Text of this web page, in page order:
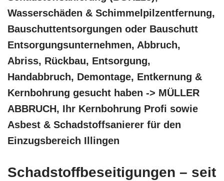
Wasserschäden & Schimmelpilzentfernung,
Bauschuttentsorgungen oder Bauschutt
Entsorgungsunternehmen, Abbruch,
Abriss, Rückbau, Entsorgung,
Handabbruch, Demontage, Entkernung &
Kernbohrung gesucht haben -> MÜLLER
ABBRUCH, Ihr Kernbohrung Profi sowie
Asbest & Schadstoffsanierer für den
Einzugsbereich Illingen
Schadstoffbeseitigungen – seit